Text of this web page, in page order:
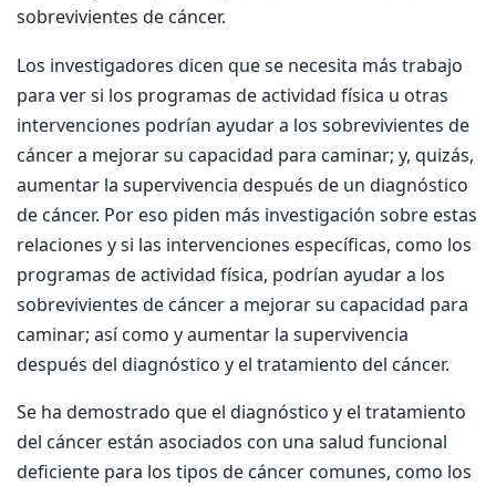
sobrevivientes de cáncer.
Los investigadores dicen que se necesita más trabajo
para ver si los programas de actividad física u otras
intervenciones podrían ayudar a los sobrevivientes de
cáncer a mejorar su capacidad para caminar; y, quizás,
aumentar la supervivencia después de un diagnóstico
de cáncer. Por eso piden más investigación sobre estas
relaciones y si las intervenciones específicas, como los
programas de actividad física, podrían ayudar a los
sobrevivientes de cáncer a mejorar su capacidad para
caminar; así como y aumentar la supervivencia
después del diagnóstico y el tratamiento del cáncer.
Se ha demostrado que el diagnóstico y el tratamiento
del cáncer están asociados con una salud funcional
deficiente para los tipos de cáncer comunes, como los